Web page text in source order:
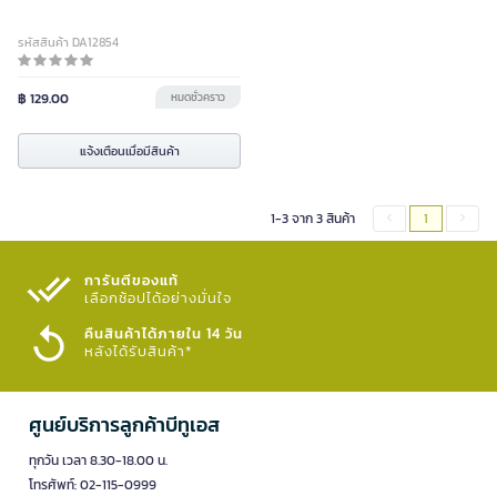
รหัสสินค้า DA12854
฿ 129.00 หมดชั่วคราว
แจ้งเตือนเมื่อมีสินค้า
1-3 จาก 3 สินค้า 1
การันตีของแท้
เลือกช้อปได้อย่างมั่นใจ​
คืนสินค้าได้ภายใน 14 วัน
หลังได้รับสินค้า*
ศูนย์บริการลูกค้าบีทูเอส
ทุกวัน เวลา 8.30-18.00 น.
โทรศัพท์: 02-115-0999